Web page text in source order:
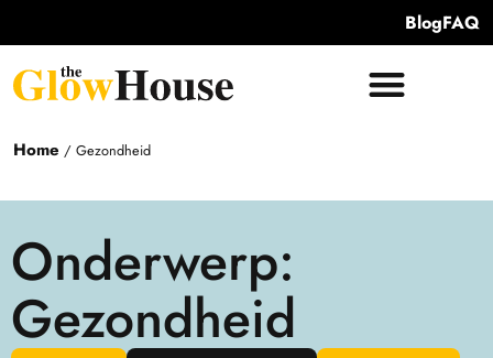
BlogFAQ
Home / Gezondheid
Onderwerp:
Gezondheid